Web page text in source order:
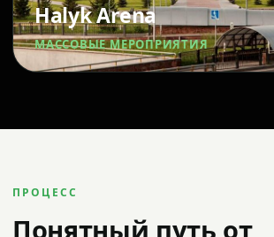
Halyk Arena
МАССОВЫЕ МЕРОПРИЯТИЯ
ПРОЦЕСС
Понятный путь от